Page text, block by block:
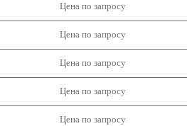
Цена по запросу
Цена по запросу
Цена по запросу
Цена по запросу
Цена по запросу